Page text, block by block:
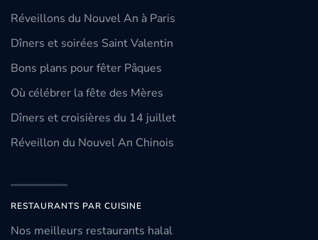
Réveillons du Nouvel An à Paris
Dîners et soirées Saint Valentin
Bons plans pour fêter Pâques
Où célébrer la fête des Mères
Dîners et croisières du 14 juillet
Réveillon du Nouvel An Chinois
RESTAURANTS PAR CUISINE
Nos meilleurs restaurants halal